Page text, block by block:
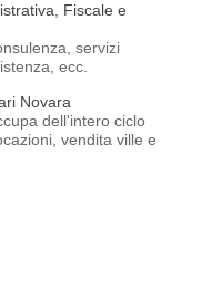
Fiscale e
servizi
ecc.
Novara
dell'intero ciclo
vendita ville e